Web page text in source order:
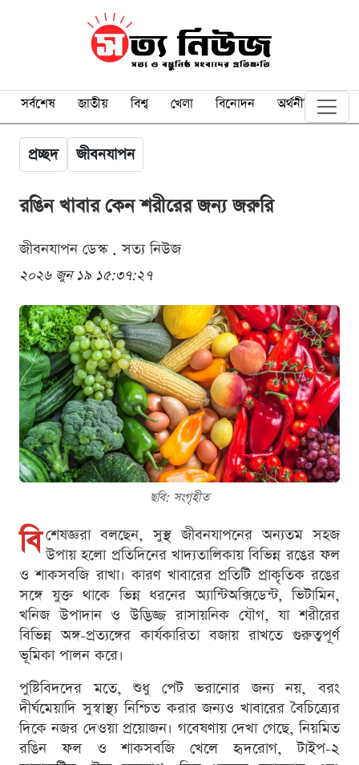
সর্বশেষ জাতীয় বিশ্ব খেলা বিনোদন অর্থনীতি
প্রচ্ছদ জীবনযাপন
রঙিন খাবার কেন শরীরের জন্য জরুরি
জীবনযাপন ডেস্ক . সত্য নিউজ
২০২৬ জুন ১৯ ১৫:৩৭:২৭
ছবি: সংগৃহীত
বি শেষজ্ঞরা বলছেন, সুস্থ জীবনযাপনের অন্যতম সহজ
উপায় হলো প্রতিদিনের খাদ্যতালিকায় বিভিন্ন রঙের ফল
ও শাকসবজি রাখা। কারণ খাবারের প্রতিটি প্রাকৃতিক রঙের
সঙ্গে যুক্ত থাকে ভিন্ন ধরনের অ্যান্টিঅক্সিডেন্ট, ভিটামিন,
খনিজ উপাদান ও উদ্ভিজ্জ রাসায়নিক যৌগ, যা শরীরের
বিভিন্ন অঙ্গ-প্রত্যঙ্গের কার্যকারিতা বজায় রাখতে গুরুত্বপূর্ণ
ভূমিকা পালন করে।
পুষ্টিবিদদের মতে, শুধু পেট ভরানোর জন্য নয়, বরং
দীর্ঘমেয়াদি সুস্বাস্থ্য নিশ্চিত করার জন্যও খাবারের বৈচিত্র্যের
দিকে নজর দেওয়া প্রয়োজন। গবেষণায় দেখা গেছে, নিয়মিত
রঙিন ফল ও শাকসবজি খেলে হৃদরোগ, টাইপ-২